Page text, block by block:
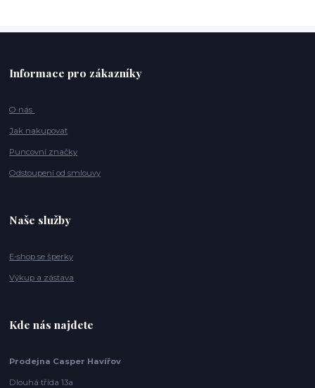
Informace pro zákazníky
O nás
Jak nakupovat
Puncovní značky
Odstoupení od smlouvy
Naše služby
E-shop se šperky
Výkup a zástava
Kde nás najdete
Prodejna Casper Havířov
Dlouhá třída 13a